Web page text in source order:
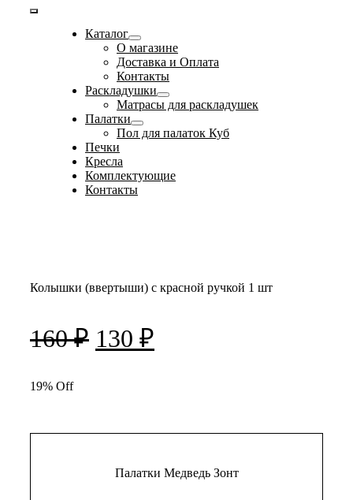
Toggle
Navigation
Каталог
О магазине
Доставка и Оплата
Контакты
Раскладушки
Матрасы для раскладушек
Палатки
Пол для палаток Куб
Печки
Кресла
Комплектующие
Контакты
Колышки (ввертыши) с красной ручкой 1 шт
160₽ Первоначальная
130 ₽Текущая
19% Off
Палатки Медведь Зонт